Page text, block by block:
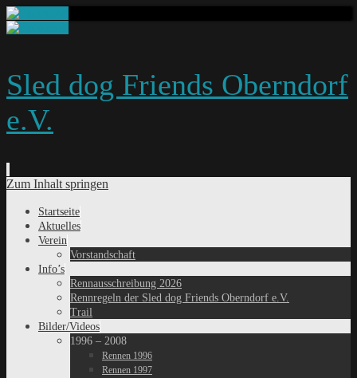
Sled dog Friends Oberndorf
e.V.
Zum Inhalt springen
Startseite
Aktuelles
Verein
Vorstandschaft
Info’s
Rennausschreibung 2026
Rennregeln der Sled dog Friends Oberndorf e.V.
Trail
Bilder/Videos
1996 – 2008
Rennen 1996
Rennen 1997